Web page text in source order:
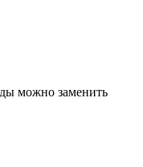
можно заменить